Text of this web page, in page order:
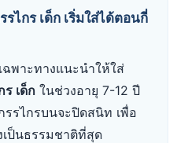
ไกร เด็ก เริ่มใส่ได้ตอนกี่
พาะทางแนะนำให้ใส่
เด็ก ในช่วงอายุ 7-12 ปี
รไกรบนจะปิดสนิท เพื่อ
เป็นธรรมชาติที่สุด